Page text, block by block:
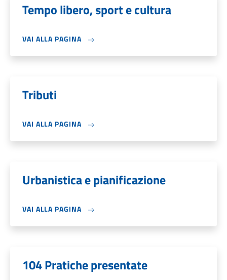
Tempo libero, sport e cultura
VAI ALLA PAGINA
Tributi
VAI ALLA PAGINA
Urbanistica e pianificazione
VAI ALLA PAGINA
104 Pratiche presentate